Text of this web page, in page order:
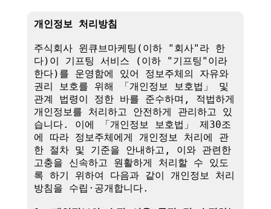
개인정보 처리방침
주식회사 윈큐브마케팅(이하 "회사"라 한
다)이 기프팅 서비스 (이하 "기프팅"이라
한다)를 운영함에 있어 정보주체의 자유와
권리 보호를 위해 「개인정보 보호법」 및
관계 법령이 정한 바를 준수하며, 적법하게
개인정보를 처리하고 안전하게 관리하고 있
습니다. 이에 「개인정보 보호법」 제30조
에 따라 정보주체에게 개인정보 처리에 관
한 절차 및 기준을 안내하고, 이와 관련한
고충을 신속하고 원활하게 처리할 수 있도
록 하기 위하여 다음과 같이 개인정보 처리
방침을 수립·공개합니다.